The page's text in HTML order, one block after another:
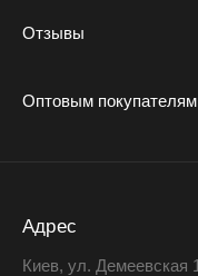
Отзывы
Оптовым покупателям
Адрес
Киев, ул. Демеевская